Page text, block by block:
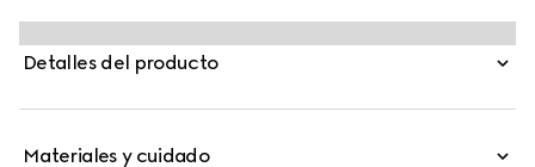
ancho está confeccionado con piel suave y cuenta con
una hebilla cuadrada con grabado Gucci en una
presilla de metal.
Detalles del producto
Materiales y cuidado